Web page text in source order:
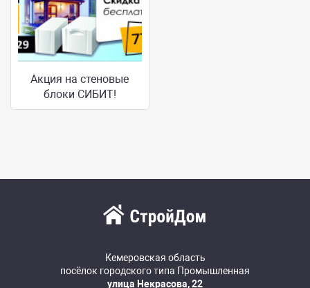
Акция на стеновые
блоки СИБИТ!
Кемеровская область
посёлок городского типа Промышленная
улица Некрасова, 22